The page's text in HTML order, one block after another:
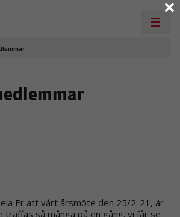
Er att vårt årsmöte den 25/2-21, är
träffas så många på en gång. vi får se
×